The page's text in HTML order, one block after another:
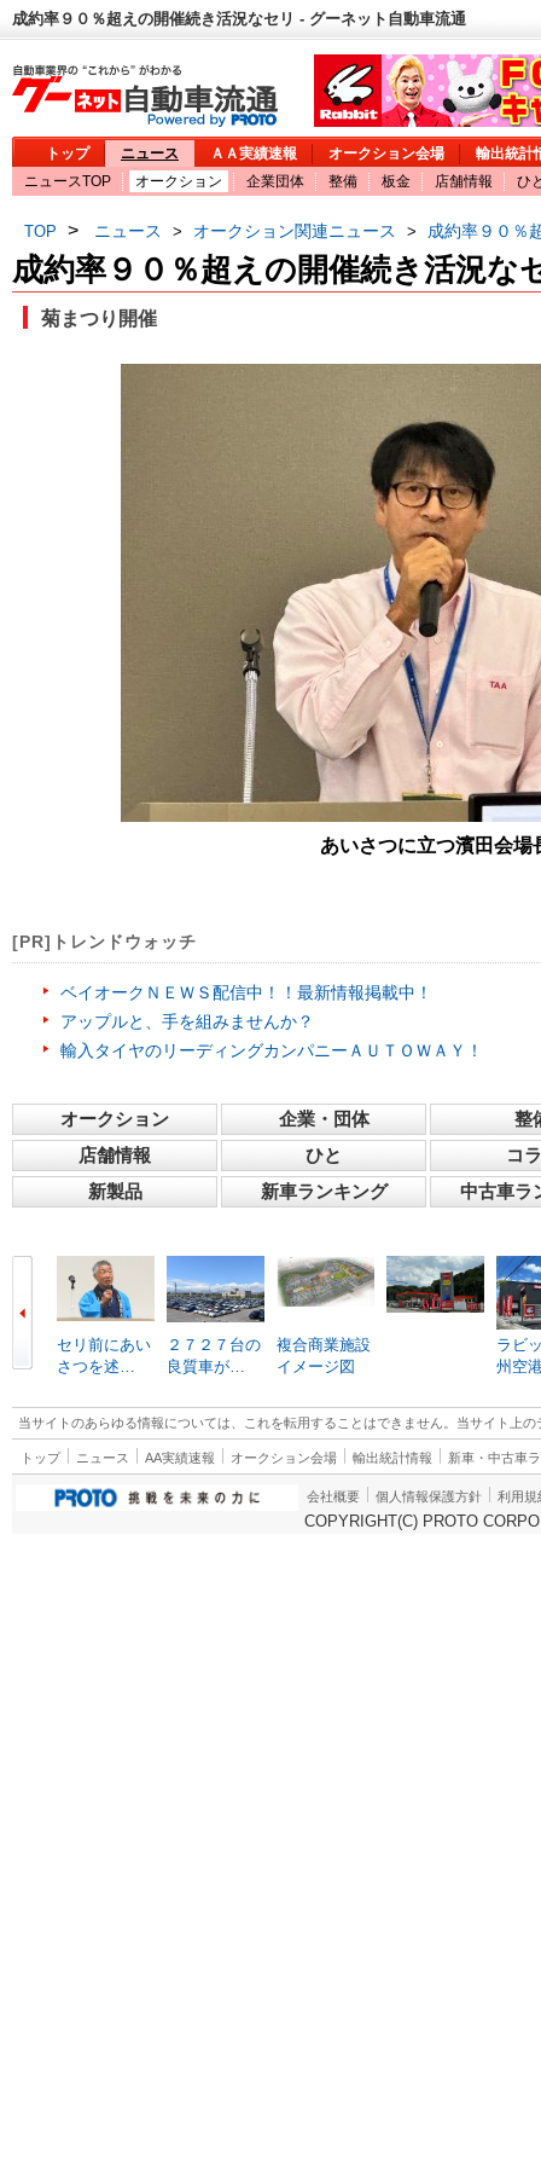
成約率９０％超えの開催続き活況なセリ - グーネット自動車流通
トップ ニュース ＡＡ実績速報 オークション会場
輸出統計
ニュースTOP
オークション 企業団体 整備 板金 店舗情報 ひ
TOP > ニュース > オークション関連ニュース > 成約率９０％
成約率９０％超えの開催続き活況な
菊まつり開催
あいさつに立つ濱田会場
[PR]トレンドウォッチ
ベイオークＮＥＷＳ配信中！！最新情報掲載中！
アップルと、手を組みませんか？
輸入タイヤのリーディングカンパニーＡＵＴＯＷＡＹ！
オークション 企業・団体
整
店舗情報
ひと
コ
新製品
新車ランキング 中古車ラ
セリ前にあい
さつを述…
２７２７台の
良質車が…
複合商業施設
イメージ図
ラビ
州空
当サイトのあらゆる情報については、これを転用することはできません。当サイト上
トップ ニュース AA実績速報 オークション会場 輸出統計情報 新車・中古車
会社概要 個人情報保護方針 利用規
COPYRIGHT(C) PROTO